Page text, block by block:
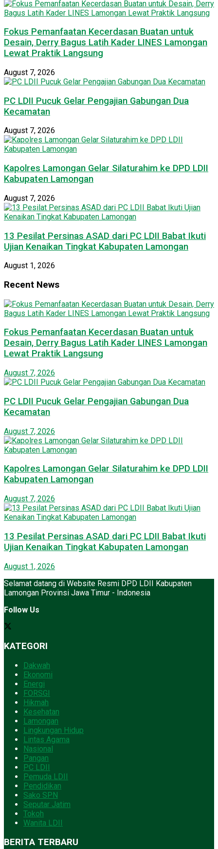
Fokus Pemanfaatan Kecerdasan Buatan untuk
Desain, Derry Bagus Latih Kader LINES Lamongan
Lewat Praktik Langsung
August 7, 2026
PC LDII Pucuk Gelar Pengajian Gabungan Dua
Kecamatan
August 7, 2026
Kapolres Lamongan Gelar Silaturahim ke DPD LDII
Kabupaten Lamongan
August 7, 2026
13 Pesilat Persinas ASAD dari PC LDII Babat Ikuti
Ujian Kenaikan Tingkat Kabupaten Lamongan
August 1, 2026
Recent News
Fokus Pemanfaatan Kecerdasan Buatan untuk
Desain, Derry Bagus Latih Kader LINES Lamongan
Lewat Praktik Langsung
August 7, 2026
PC LDII Pucuk Gelar Pengajian Gabungan Dua
Kecamatan
August 7, 2026
Kapolres Lamongan Gelar Silaturahim ke DPD LDII
Kabupaten Lamongan
August 7, 2026
13 Pesilat Persinas ASAD dari PC LDII Babat Ikuti
Ujian Kenaikan Tingkat Kabupaten Lamongan
August 1, 2026
Selamat datang di Website Resmi DPD LDII Kabupaten
Lamongan Provinsi Jawa Timur - Indonesia
Follow Us
KATEGORI
Dakwah
Ekonomi
Energi
FORSGI
Hikmah
Kesehatan
Lamongan
Lingkungan Hidup
Lintas Agama
Nasional
Pangan
PC LDII
Pemuda LDII
Pendidikan
Sako SPN
Seputar Jatim
Tokoh
Wanita LDII
BERITA TERBARU